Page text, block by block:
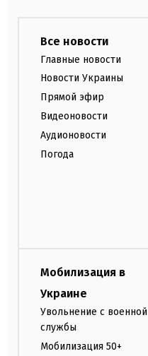
Все новости
Главные новости
Новости Украины
Прямой эфир
Видеоновости
Аудионовости
Погода
Мобилизация в
Украине
Увольнение с военной
службы
Мобилизация 50+